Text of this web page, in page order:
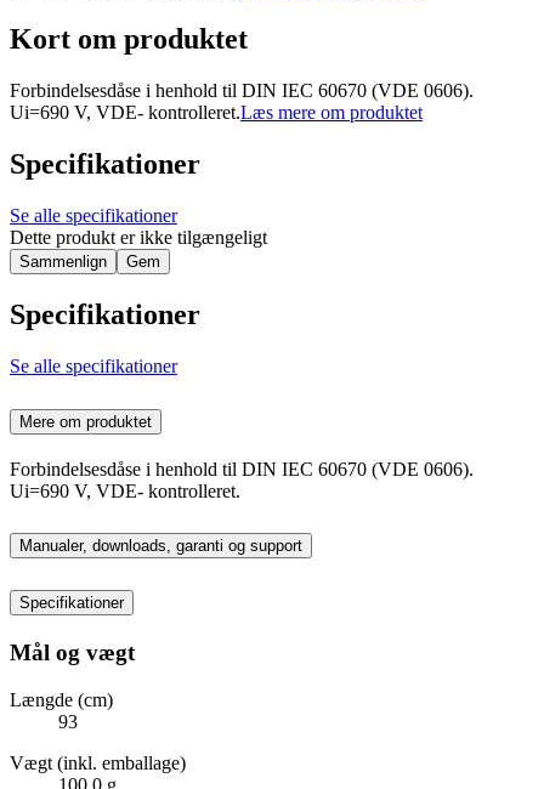
Kort om produktet
Forbindelsesdåse i henhold til DIN IEC 60670 (VDE 0606).
Ui=690 V, VDE- kontrolleret.Læs mere om produktet
Specifikationer
Se alle specifikationer
Dette produkt er ikke tilgængeligt
Sammenlign Gem
Specifikationer
Se alle specifikationer
Mere om produktet
Forbindelsesdåse i henhold til DIN IEC 60670 (VDE 0606).
Ui=690 V, VDE- kontrolleret.
Manualer, downloads, garanti og support
Specifikationer
Mål og vægt
Længde (cm)
93
Vægt (inkl. emballage)
100,0 g